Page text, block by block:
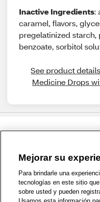
Inactive Ingredients:
caramel, flavors,
pregelatinized
benzoate, sorbitol
See product
Medicine Drops
1-800-679-9691 |
Política de Privacidad |
Zona de Bienestar
Mejorar su
Para brindarle una
tecnologías en este sitio
sobre usted y pueden